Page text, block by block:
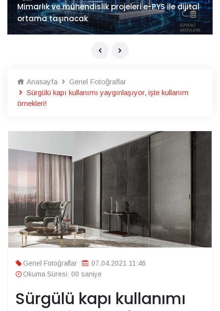
Mimarlık ve mühendislik projeleri e-PYS ile dijital
ortama taşınacak
Anasayfa
Genel Fotoğraflar
Sürgülü kapı kullanımı yaygınlaşıyor, işte kullanım
örnekleri!
Genel Fotoğraflar
07.04.2021 11:46
Okuma Süresi: 00 saniye
Sürgülü kapı kullanımı